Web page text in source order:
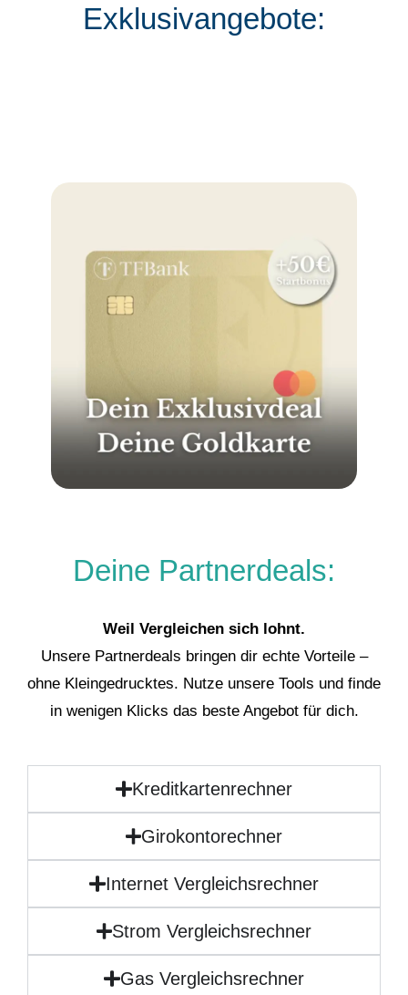
Exklusivangebote:
Deine Partnerdeals:
Weil Vergleichen sich lohnt.
Unsere Partnerdeals bringen dir echte Vorteile –
ohne Kleingedrucktes. Nutze unsere Tools und finde
in wenigen Klicks das beste Angebot für dich.
Kreditkartenrechner
Girokontorechner
Internet Vergleichsrechner
Strom Vergleichsrechner
Gas Vergleichsrechner